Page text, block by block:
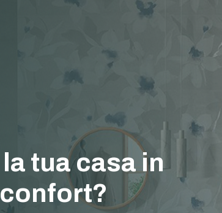
tua casa in
confort?